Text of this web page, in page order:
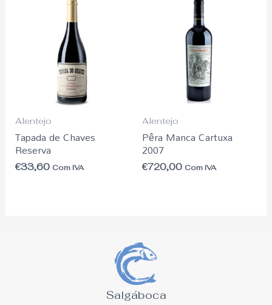
Alentejo
Tapada de Chaves
Reserva
€33,60 Com IVA
Alentejo
Pêra Manca Cartuxa
2007
€720,00 Com IVA
Salgáboca